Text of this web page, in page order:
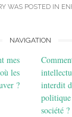
WAS POSTED IN
NAVIGATION
mes
les
?
interdit
société ?